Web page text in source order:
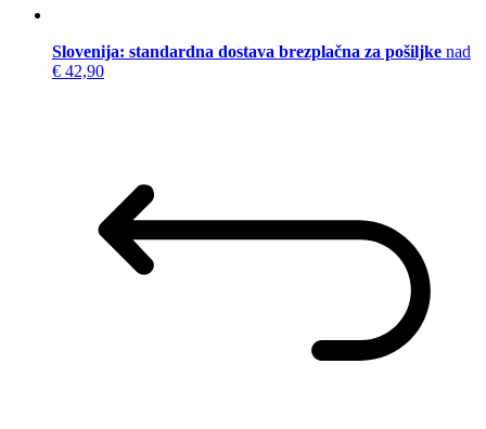
Slovenija: standardna dostava brezplačna za pošiljke nad
€ 42,90